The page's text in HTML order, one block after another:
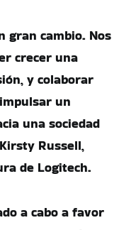
gran cambio. Nos
crecer una
y colaborar
un
una sociedad
Russell,
de Logitech.
a cabo a favor